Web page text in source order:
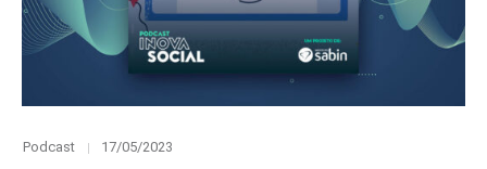
Category
Podcast
Posted
17/05/2023